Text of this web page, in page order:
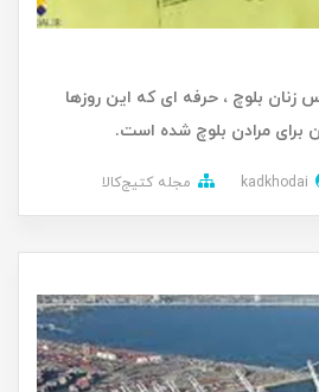
زنان بلوچ ، حرفه ای که این روزها
مرادن بلوچ شده است.
kadkhodai مجله کتیج‌کالا